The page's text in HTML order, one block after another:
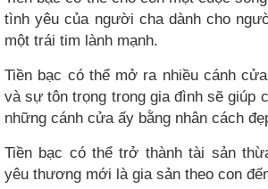
tình yêu của người cha dành cho
một trái tim lành mạnh.
Tiền bạc có thể mở ra nhiều cánh
và sự tôn trọng trong gia đình sẽ giúp
những cánh cửa ấy bằng nhân cách
Tiền bạc có thể trở thành tài sản
yêu thương mới là gia sản theo con